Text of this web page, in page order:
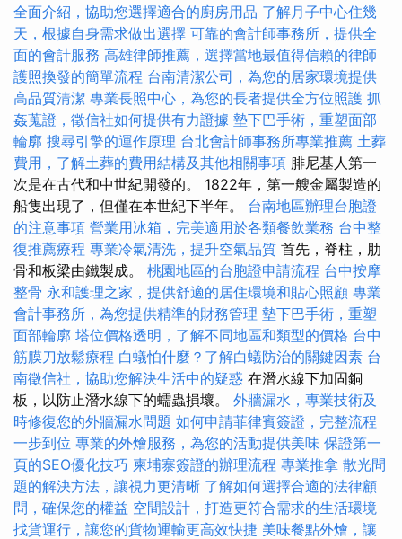
全面介紹，協助您選擇適合的廚房用品 了解月子中心住幾
天，根據自身需求做出選擇 可靠的會計師事務所，提供全
面的會計服務 高雄律師推薦，選擇當地最值得信賴的律師
護照換發的簡單流程 台南清潔公司，為您的居家環境提供
高品質清潔 專業長照中心，為您的長者提供全方位照護 抓
姦蒐證，徵信社如何提供有力證據 墊下巴手術，重塑面部
輪廓 搜尋引擎的運作原理 台北會計師事務所專業推薦 土葬
費用，了解土葬的費用結構及其他相關事項 腓尼基人第一
次是在古代和中世紀開發的。 1822年，第一艘金屬製造的
船隻出現了，但僅在本世紀下半年。 台南地區辦理台胞證
的注意事項 營業用冰箱，完美適用於各類餐飲業務 台中整
復推薦療程 專業冷氣清洗，提升空氣品質 首先，脊柱，肋
骨和板梁由鐵製成。 桃園地區的台胞證申請流程 台中按摩
整骨 永和護理之家，提供舒適的居住環境和貼心照顧 專業
會計事務所，為您提供精準的財務管理 墊下巴手術，重塑
面部輪廓 塔位價格透明，了解不同地區和類型的價格 台中
筋膜刀放鬆療程 白蟻怕什麼？了解白蟻防治的關鍵因素 台
南徵信社，協助您解決生活中的疑惑 在潛水線下加固銅
板，以防止潛水線下的蠕蟲損壞。 外牆漏水，專業技術及
時修復您的外牆漏水問題 如何申請菲律賓簽證，完整流程
一步到位 專業的外燴服務，為您的活動提供美味 保證第一
頁的SEO優化技巧 柬埔寨簽證的辦理流程 專業推拿 散光問
題的解決方法，讓視力更清晰 了解如何選擇合適的法律顧
問，確保您的權益 空間設計，打造更符合需求的生活環境
找貨運行，讓您的貨物運輸更高效快捷 美味餐點外燴，讓